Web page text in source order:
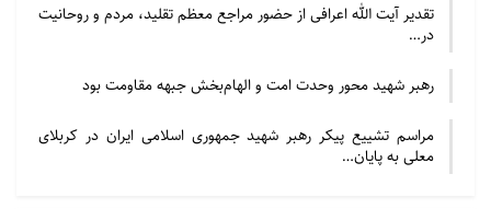
تقدیر آیت الله اعرافی از حضور مراجع معظم تقلید، مردم و روحانیت
در…
رهبر شهید محور وحدت امت و الهام‌بخش جبهه مقاومت بود
مراسم تشییع پیکر رهبر شهید جمهوری اسلامی ایران در کربلای
معلی به پایان…